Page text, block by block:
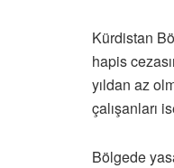
Kürdistan
hapis
yıldan az
çalışanları
Bölgede